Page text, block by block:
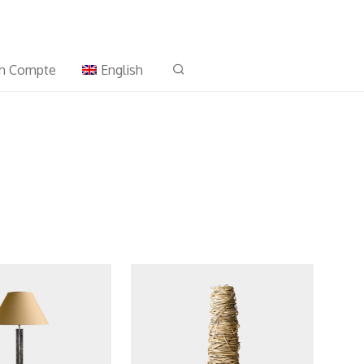
Compte English